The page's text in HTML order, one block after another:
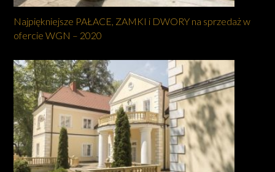
Najpiękniejsze PAŁACE, ZAMKI i DWORY na sprzedaż w
ofercie WGN – 2020